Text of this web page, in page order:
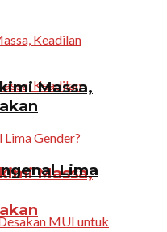
Massa,
Massa,
Lima